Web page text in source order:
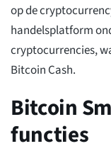
op de
handelsplatform
cryptocurrencies,
Bitcoin Cash.
Bitcoin
functies